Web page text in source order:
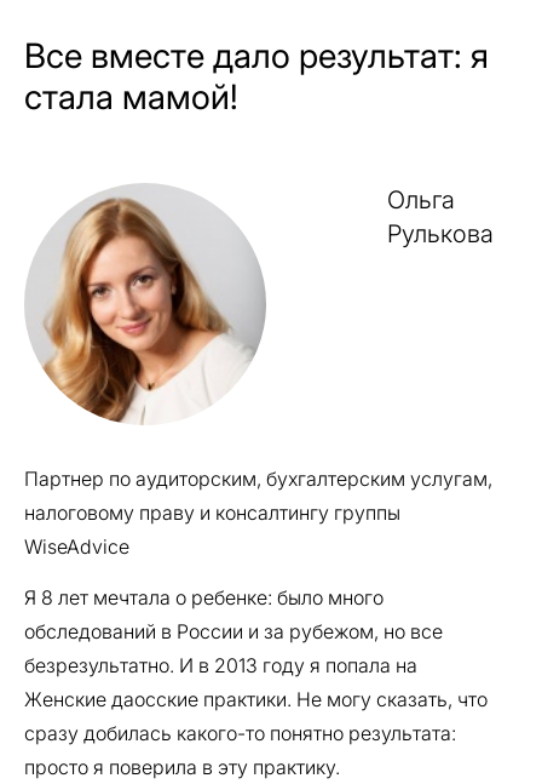
Все вместе дало результат: я
стала мамой!
Ольга
Рулькова
Партнер по аудиторским, бухгалтерским услугам,
налоговому праву и консалтингу группы
WiseAdvice
Я 8 лет мечтала о ребенке: было много
обследований в России и за рубежом, но все
безрезультатно. И в 2013 году я попала на
Женские даосские практики. Не могу сказать, что
сразу добилась какого-то понятно результата:
просто я поверила в эту практику.